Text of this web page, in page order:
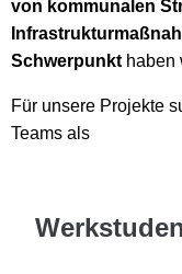
von kommunalen
Schwerpunkt haben
Für unsere Projekte
Teams als